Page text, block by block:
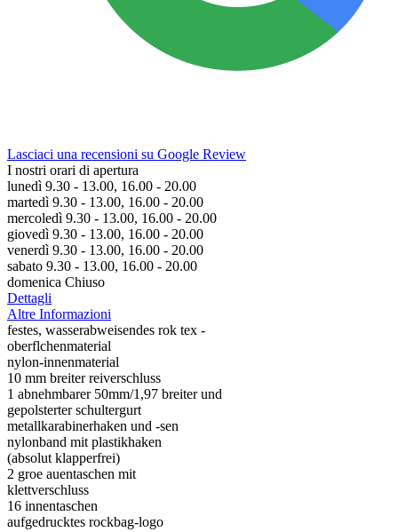
Lasciaci una recensioni su Google Review
I nostri orari di apertura
lunedì 9.30 - 13.00, 16.00 - 20.00
martedì 9.30 - 13.00, 16.00 - 20.00
mercoledì 9.30 - 13.00, 16.00 - 20.00
giovedì 9.30 - 13.00, 16.00 - 20.00
venerdì 9.30 - 13.00, 16.00 - 20.00
sabato 9.30 - 13.00, 16.00 - 20.00
domenica Chiuso
Dettagli
Altre Informazioni
festes, wasserabweisendes rok tex -
oberflchenmaterial
nylon-innenmaterial
10 mm breiter reiverschluss
1 abnehmbarer 50mm/1,97 breiter und
gepolsterter schultergurt
metallkarabinerhaken und -sen
nylonband mit plastikhaken
(absolut klapperfrei)
2 groe auentaschen mit
klettverschluss
16 innentaschen
aufgedrucktes rockbag-logo